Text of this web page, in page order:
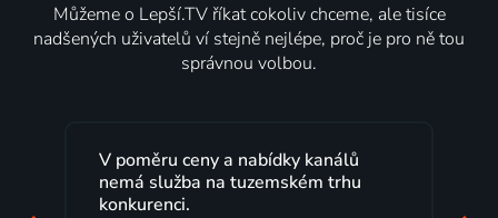
Můžeme o Lepší.TV říkat cokoliv chceme, ale tisíce
nadšených uživatelů ví stejně nejlépe, proč je pro ně tou
správnou volbou.
Lepší.TV sleduji už několik let s
maximální spokojeností. Velký výběr
programů a nemuset běžet k TV na